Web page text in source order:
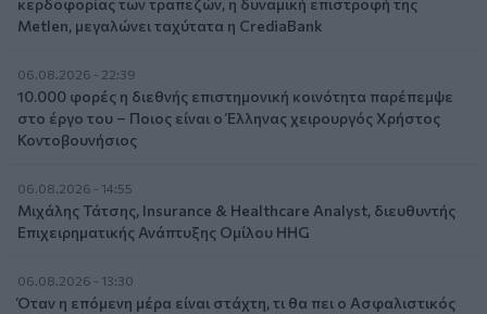
κερδοφορίας των τραπεζών, η δυναμική επιστροφή της
Metlen, μεγαλώνει ταχύτατα η CrediaBank
06.08.2026 - 22:39
10.000 φορές η διεθνής επιστημονική κοινότητα παρέπεμψε
στο έργο του – Ποιος είναι ο Έλληνας χειρουργός Χρήστος
Κοντοβουνήσιος
06.08.2026 - 14:55
Μιχάλης Τάτσης, Insurance & Healthcare Analyst, διευθυντής
Επιχειρηματικής Ανάπτυξης Ομίλου HHG
06.08.2026 - 13:30
Όταν η επόμενη μέρα είναι στάχτη, τι θα πει ο Ασφαλιστικός